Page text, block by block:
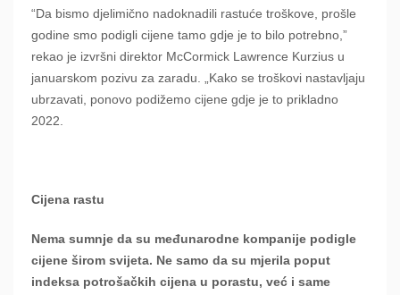
“Da bismo djelimično nadoknadili rastuće troškove, prošle
godine smo podigli cijene tamo gdje je to bilo potrebno,”
rekao je izvršni direktor McCormick Lawrence Kurzius u
januarskom pozivu za zaradu. „Kako se troškovi nastavljaju
ubrzavati, ponovo podižemo cijene gdje je to prikladno
2022.
Cijena rastu
Nema sumnje da su međunarodne kompanije podigle
cijene širom svijeta. Ne samo da su mjerila poput
indeksa potrošačkih cijena u porastu, već i same